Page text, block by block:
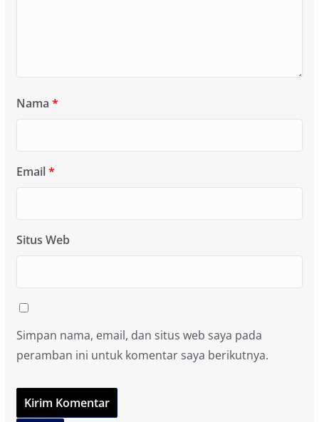
Nama *
Email*
Situs Web
Simpan nama, email, dan situs web saya pada
peramban ini untuk komentar saya berikutnya.